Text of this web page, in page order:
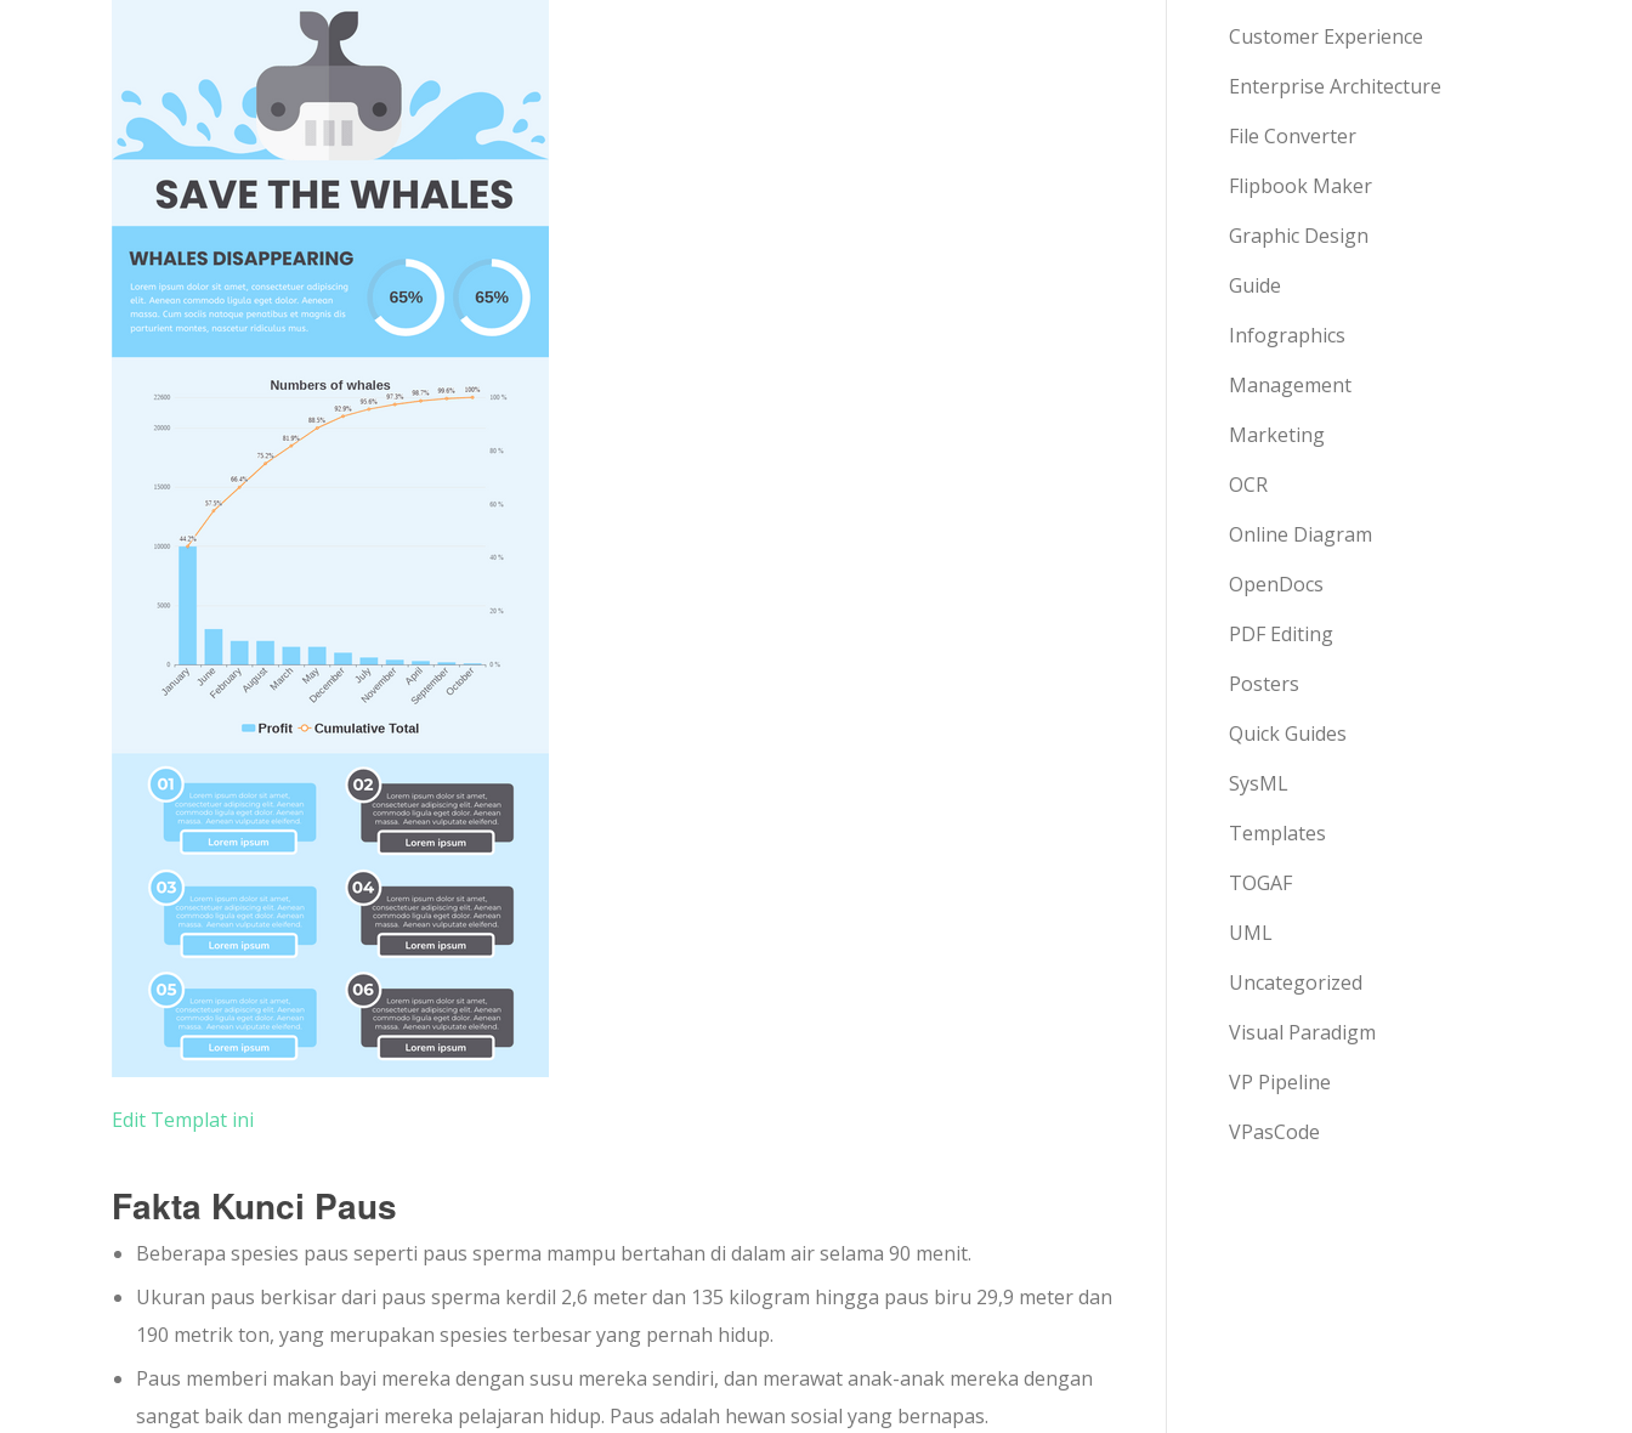
Edit Templat ini
Fakta Kunci Paus
Beberapa spesies paus seperti paus sperma mampu bertahan di dalam air selama 90 menit.
Ukuran paus berkisar dari paus sperma kerdil 2,6 meter dan 135 kilogram hingga paus biru 29,9 meter dan
190 metrik ton, yang merupakan spesies terbesar yang pernah hidup.
Paus memberi makan bayi mereka dengan susu mereka sendiri, dan merawat anak-anak mereka dengan
sangat baik dan mengajari mereka pelajaran hidup. Paus adalah hewan sosial yang bernapas.
Customer Experience
Enterprise Architecture
File Converter
Flipbook Maker
Graphic Design
Guide
Infographics
Management
Marketing
OCR
Online Diagram
OpenDocs
PDF Editing
Posters
Quick Guides
SysML
Templates
TOGAF
UML
Uncategorized
Visual Paradigm
VP Pipeline
VPasCode